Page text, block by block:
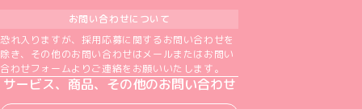
お問い合わせについて
恐れ入りますが、採用応募に関するお問い合わせを
除き、その他のお問い合わせはメールまたはお問い
合わせフォームよりご連絡をお願いいたします。
サービス、商品、その他のお問い合わせ